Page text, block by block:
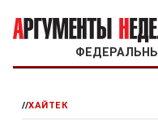
//ХАЙТЕК